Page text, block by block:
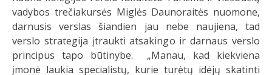
vadybos trečiakursės Miglės Daunoraitės nuomone,
darnusis verslas šiandien jau nebe naujiena, tad
verslo strategija įtraukti atsakingo ir darnaus verslo
principus tapo būtinybe. „Manau, kad kiekviena
įmonė laukia specialistų, kurie turėtų idėjų skatinti